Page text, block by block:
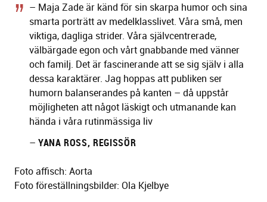
– Maja Zade är känd för sin skarpa humor och sina
smarta porträtt av medelklasslivet. Våra små, men
viktiga, dagliga strider. Våra självcentrerade,
välbärgade egon och vårt gnabbande med vänner
och familj. Det är fascinerande att se sig själv i alla
dessa karaktärer. Jag hoppas att publiken ser
humorn balanserandes på kanten – då uppstår
möjligheten att något läskigt och utmanande kan
hända i våra rutinmässiga liv
– YANA ROSS, REGISSÖR
Foto affisch: Aorta
Foto föreställningsbilder: Ola Kjelbye